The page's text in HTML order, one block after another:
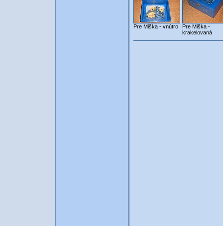
Pre Miška - vnútro
Pre Miška -
krakelovaná